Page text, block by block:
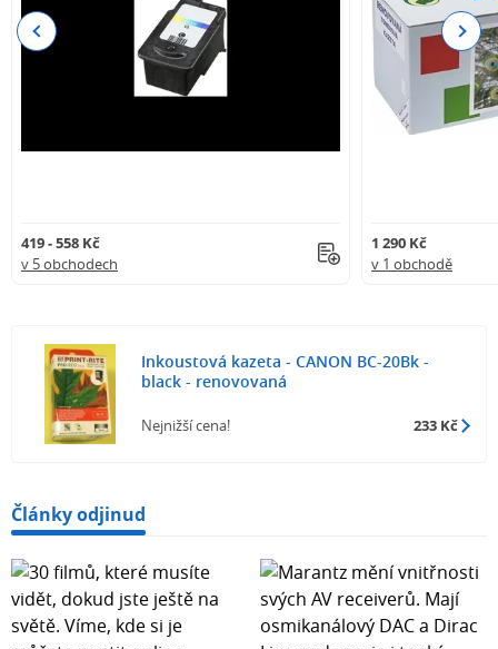
419 - 558 Kč
v 5 obchodech
1 290 Kč
v 1 obchodě
Previous Next
Inkoustová kazeta - CANON BC-20Bk -
black - renovovaná
Nejnižší cena! 233 Kč
Články odjinud